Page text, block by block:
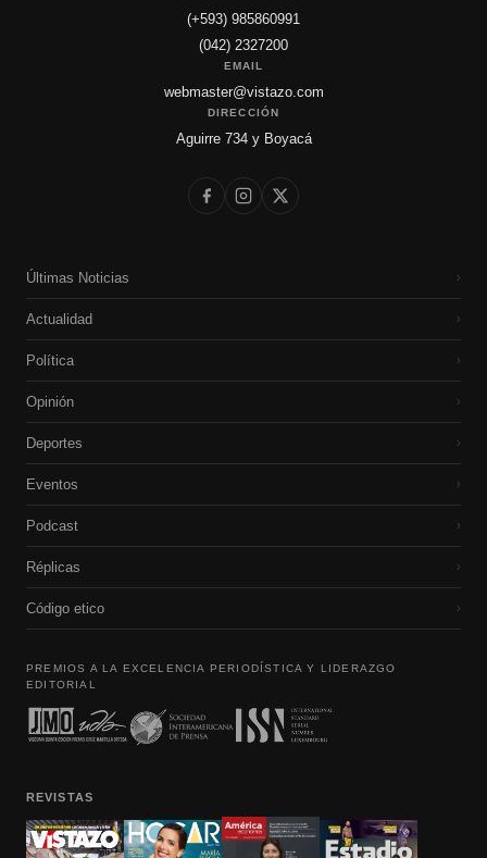
(+593) 985860991
(042) 2327200
EMAIL
webmaster@vistazo.com
DIRECCIÓN
Aguirre 734 y Boyacá
Últimas Noticias ›
Actualidad ›
Política ›
Opinión ›
Deportes ›
Eventos ›
Podcast ›
Réplicas ›
Código etico ›
PREMIOS A LA EXCELENCIA PERIODÍSTICA Y LIDERAZGO
EDITORIAL
REVISTAS